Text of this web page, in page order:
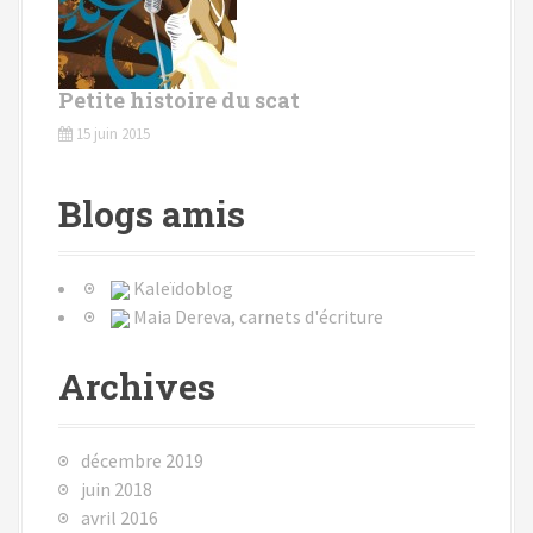
Petite histoire du scat
15 juin 2015
Blogs amis
Kaleïdoblog
Maia Dereva, carnets d'écriture
Archives
décembre 2019
juin 2018
avril 2016